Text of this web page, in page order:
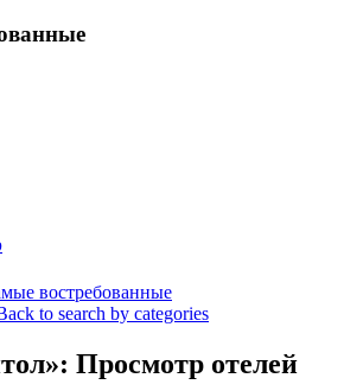
востребованные
to search by categories
Просмотр отелей